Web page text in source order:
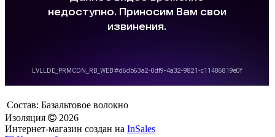
Состав: Базальтовое волокно
Изоляция
2026
Интернет-магазин создан на InSales